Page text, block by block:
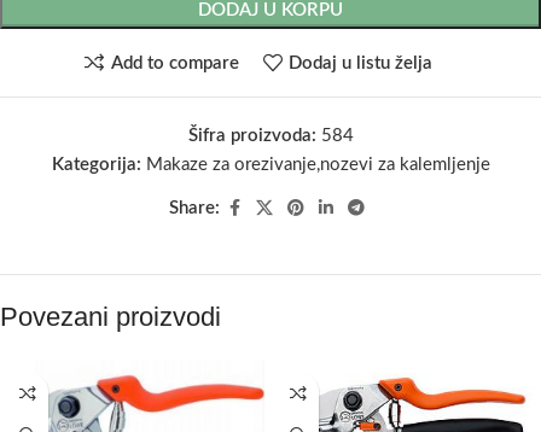
DODAJ U KORPU
Add to compare Dodaj u listu želja
Šifra proizvoda: 584
Kategorija: Makaze za orezivanje,nozevi za kalemljenje
Share:
Povezani proizvodi